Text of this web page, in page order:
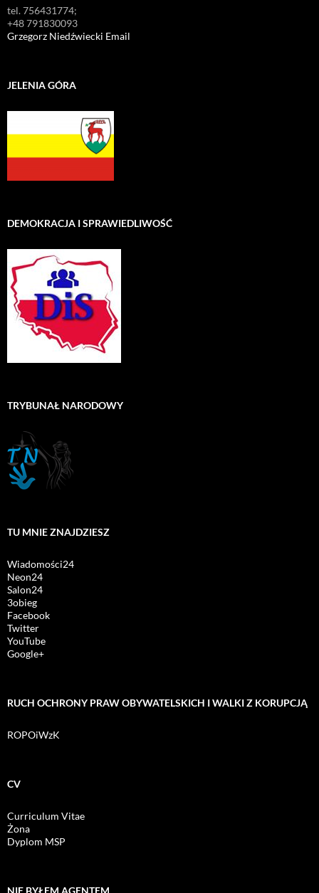
tel. 756431774;
+48 791830093
Grzegorz Niedźwiecki Email
JELENIA GÓRA
DEMOKRACJA I SPRAWIEDLIWOŚĆ
TRYBUNAŁ NARODOWY
TU MNIE ZNAJDZIESZ
Wiadomości24
Neon24
Salon24
3obieg
Facebook
Twitter
YouTube
Google+
RUCH OCHRONY PRAW OBYWATELSKICH I WALKI Z KORUPCJĄ
ROPOiWzK
CV
Curriculum Vitae
Żona
Dyplom MSP